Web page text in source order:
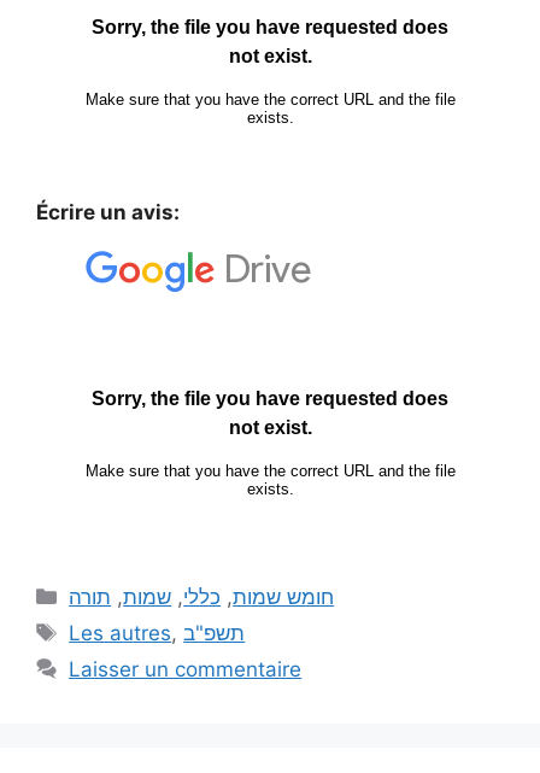
Écrire un avis:
חומש שמות, כללי, שמות, תורה
Les autres,תשפ"ב
Laisser un commentaire